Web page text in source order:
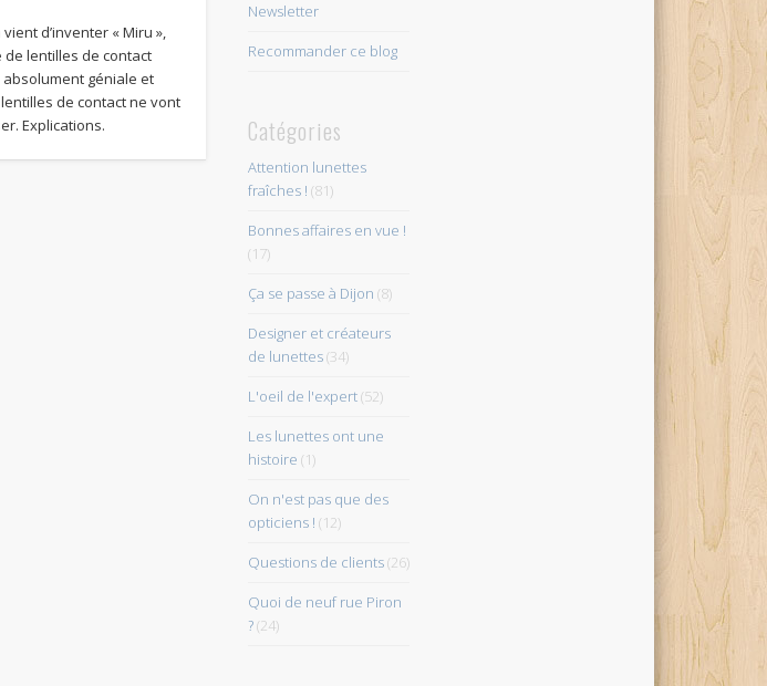
d’inventer « Miru »,
lentilles de contact
géniale et
de contact ne vont
Explications.
Newsletter
Recommander ce blog
Catégories
Attention lunettes
fraîches ! (81)
Bonnes affaires en vue !
(17)
Ça se passe à Dijon (8)
Designer et créateurs
de lunettes(34)
L'oeil de l'expert(52)
Les lunettes ont une
histoire (1)
On n'est pas que des
opticiens ! (12)
Questions de clients(26)
Quoi de neuf rue Piron
?(24)